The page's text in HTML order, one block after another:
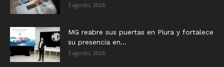
5 agosto, 2026
MG reabre sus puertas en Piura y fortalece
su presencia en...
5 agosto, 2026